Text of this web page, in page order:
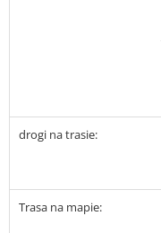
drogi na trasie:
Trasa na mapie: